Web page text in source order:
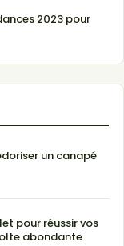
2023 pour
un canapé
pour réussir vos
abondante